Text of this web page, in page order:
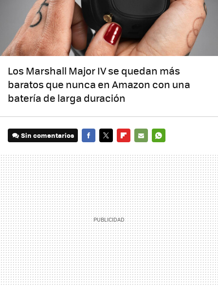
Los Marshall Major IV se quedan más
baratos que nunca en Amazon con una
batería de larga duración
Sin comentarios
MAIL